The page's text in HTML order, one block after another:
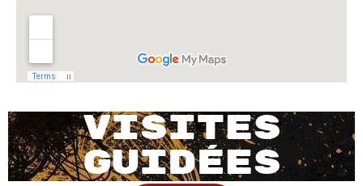
visites
guidées